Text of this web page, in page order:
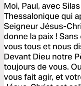
Moi, Paul, avec
Thessalonique qui
Seigneur Jésus-
donne la paix !
vous tous et nous
Devant Dieu notre
toujours de vous.
vous fait agir, et